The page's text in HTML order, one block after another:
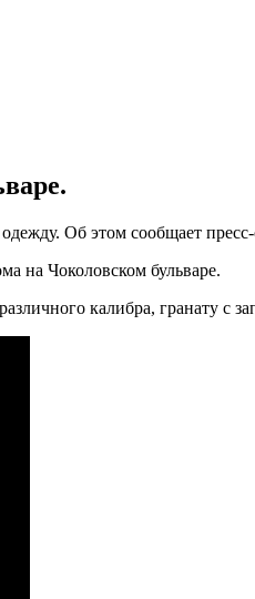
Об этом сообщает
на Чоколовском бульваре.
калибра, гранату с